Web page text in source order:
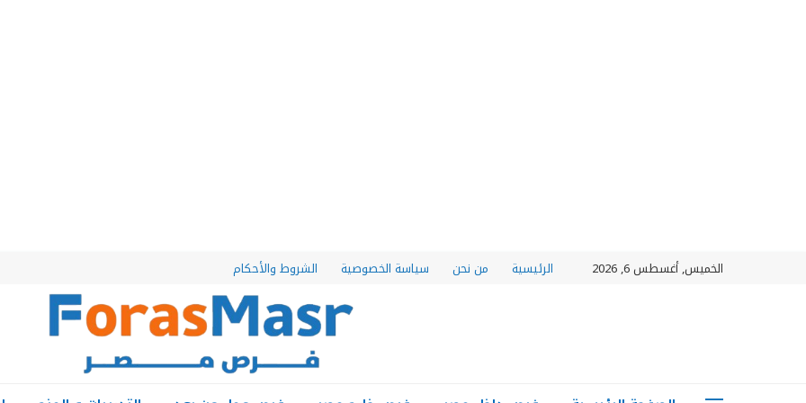
الخميس, أغسطس 6, 2026 الرئيسية من نحن سياسة الخصوصية الشروط والأحكام